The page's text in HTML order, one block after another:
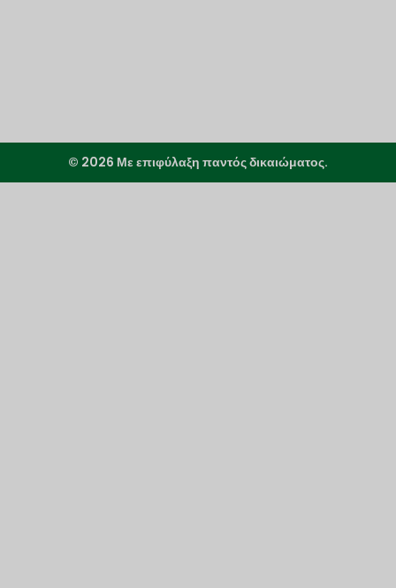
© 2026 Με επιφύλαξη παντός δικαιώματος.